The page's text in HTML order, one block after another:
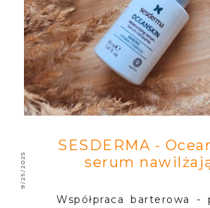
9/25/2025
SESDERMA -
serum
Współpraca barterowa -